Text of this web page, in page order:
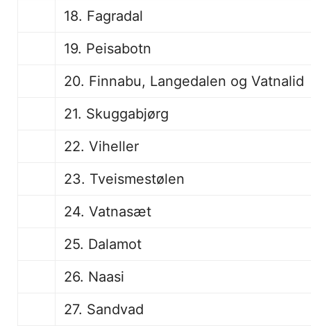
18. Fagradal
19. Peisabotn
20. Finnabu, Langedalen og Vatnalid
21. Skuggabjørg
22. Viheller
23. Tveismestølen
24. Vatnasæt
25. Dalamot
26. Naasi
27. Sandvad